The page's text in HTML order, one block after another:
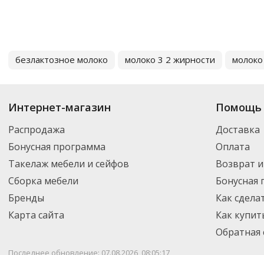
безлактозное молоко молоко 3 2 жирности
Интернет-магазин
Распродажа
Бонусная программа
Такелаж мебели и сейфов
Сборка мебели
Бренды
Карта сайта
Помощь
Доставка
Оплата
Возврат
Бонусная
Как
Как
Обратная
Последнее обновление: 07.08.2026, 08:05:17